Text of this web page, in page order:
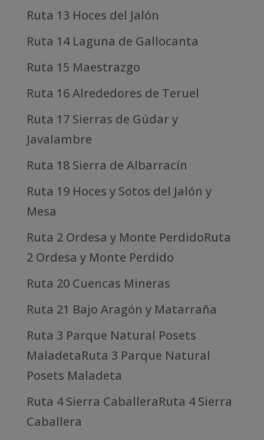
Ruta 13 Hoces del Jalón
Ruta 14 Laguna de Gallocanta
Ruta 15 Maestrazgo
Ruta 16 Alrededores de Teruel
Ruta 17 Sierras de Gúdar y
Javalambre
Ruta 18 Sierra de Albarracín
Ruta 19 Hoces y Sotos del Jalón y
Mesa
Ruta 2 Ordesa y Monte PerdidoRuta
2 Ordesa y Monte Perdido
Ruta 20 Cuencas Mineras
Ruta 21 Bajo Aragón y Matarraña
Ruta 3 Parque Natural Posets
MaladetaRuta 3 Parque Natural
Posets Maladeta
Ruta 4 Sierra CaballeraRuta 4 Sierra
Caballera